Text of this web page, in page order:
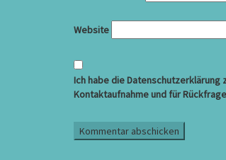
Website
Ich habe die Datenschutzerklärung
Kontaktaufnahme und für